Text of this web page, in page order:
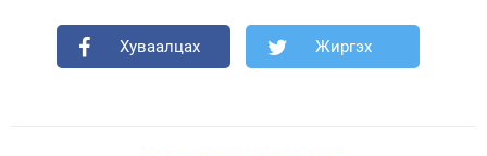
Хуваалцах Жиргэх